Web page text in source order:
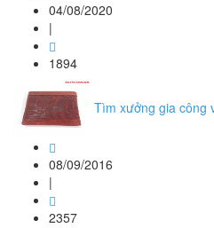
04/08/2020
|
1894
Tìm xưởng gia công
08/09/2016
|
2357